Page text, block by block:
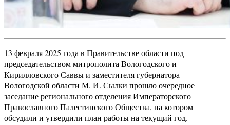
13 февраля 2025 года в Правительстве области под
председательством митрополита Вологодского и
Кирилловского Саввы и заместителя губернатора
Вологодской области М. И. Сылки прошло очередное
заседание регионального отделения Императорского
Православного Палестинского Общества, на котором
обсудили и утвердили план работы на текущий год.